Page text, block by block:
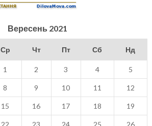
Вересень 2021
Ср Чт Пт Сб Нд
1 2 3 4 5
8 9 10 11 12
15 16 17 18 19